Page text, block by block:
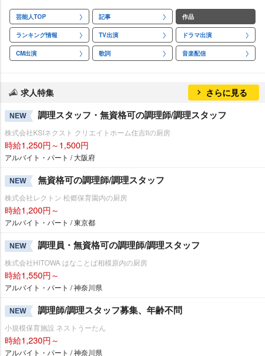
芸能人TOP 記事 作品
ランキング情報 TV出演 ドラマ出演
CM出演 歌詞 音楽配信
求人特集 さらに見る
NEW 調理スタッフ・無資格可の調理師/調理スタッフ
株式会社KSIネクスト クリエイトホーム住吉Ⅱの厨房
時給1,250円～1,500円
アルバイト・パート / 大阪府
NEW 無資格可の調理師/調理スタッフ
株式会社レクトン 松郷保育園内の厨房
時給1,200円～
アルバイト・パート / 東京都
NEW 調理員・無資格可の調理師/調理スタッフ
株式会社HITOWA はなことば相模原内の厨房
時給1,550円～
アルバイト・パート / 神奈川県
NEW 調理師/調理スタッフ募集、年齢不問
小規模保育施設 ネストうーたん
時給1,230円～
アルバイト・パート / 神奈川県